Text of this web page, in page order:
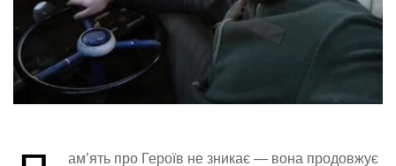
ам’ять про Героїв не зникає — вона продовжує